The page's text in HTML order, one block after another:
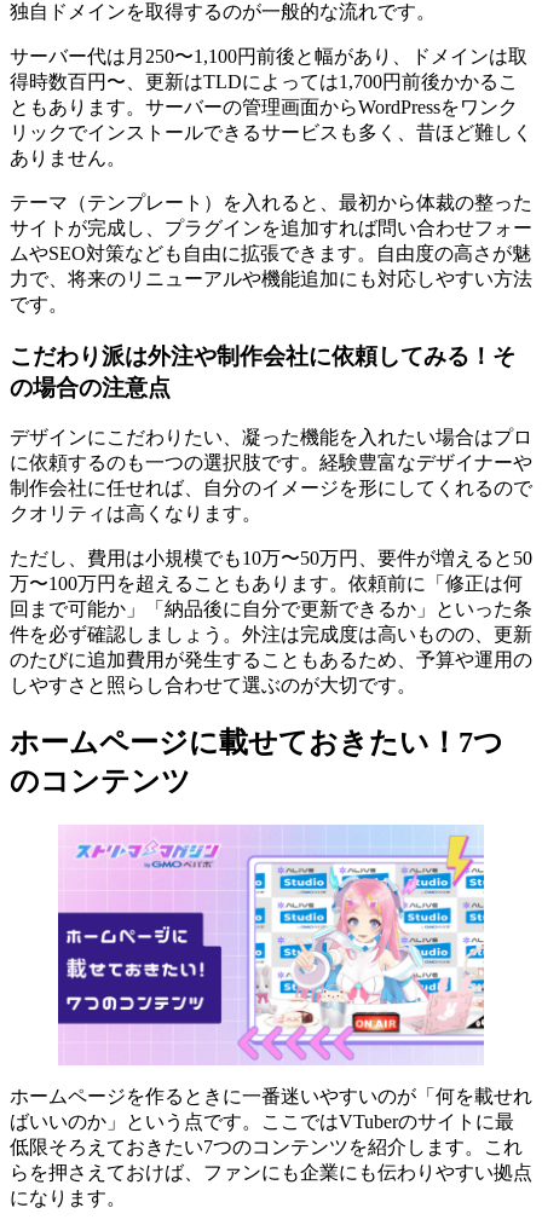
独自ドメインを取得するのが一般的な流れです。
サーバー代は月250〜1,100円前後と幅があり、ドメインは取
得時数百円〜、更新はTLDによっては1,700円前後かかるこ
ともあります。サーバーの管理画面からWordPressをワンク
リックでインストールできるサービスも多く、昔ほど難しく
ありません。
テーマ（テンプレート）を入れると、最初から体裁の整った
サイトが完成し、プラグインを追加すれば問い合わせフォー
ムやSEO対策なども自由に拡張できます。自由度の高さが魅
力で、将来のリニューアルや機能追加にも対応しやすい方法
です。
こだわり派は外注や制作会社に依頼してみる！そ
の場合の注意点
デザインにこだわりたい、凝った機能を入れたい場合はプロ
に依頼するのも一つの選択肢です。経験豊富なデザイナーや
制作会社に任せれば、自分のイメージを形にしてくれるので
クオリティは高くなります。
ただし、費用は小規模でも10万〜50万円、要件が増えると50
万〜100万円を超えることもあります。依頼前に「修正は何
回まで可能か」「納品後に自分で更新できるか」といった条
件を必ず確認しましょう。外注は完成度は高いものの、更新
のたびに追加費用が発生することもあるため、予算や運用の
しやすさと照らし合わせて選ぶのが大切です。
ホームページに載せておきたい！7つ
のコンテンツ
ホームページを作るときに一番迷いやすいのが「何を載せれ
ばいいのか」という点です。ここではVTuberのサイトに最
低限そろえておきたい7つのコンテンツを紹介します。これ
らを押さえておけば、ファンにも企業にも伝わりやすい拠点
になります。